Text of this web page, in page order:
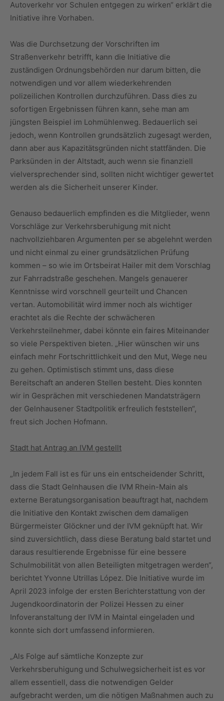
Autoverkehr vor Schulen entgegen zu wirken“ erklärt die
Initiative ihre Vorhaben.
Was die Durchsetzung der Vorschriften im
Straßenverkehr betrifft, kann die Initiative die
zuständigen Ordnungsbehörden nur darum bitten, die
notwendigen und vor allem wiederkehrenden
polizeilichen Kontrollen durchzuführen. Dass dies zu
sofortigen Ergebnissen führen kann, sehe man am
jüngsten Beispiel im Lohmühlenweg. Bedauerlich sei
jedoch, wenn Kontrollen grundsätzlich zugesagt werden,
dann aber aus Kapazitätsgründen nicht stattfänden. Die
Parksünden in der Altstadt, auch wenn sie finanziell
vielversprechender sind, sollten nicht wichtiger gewertet
werden als die Sicherheit unserer Kinder.
Genauso bedauerlich empfinden es die Mitglieder, wenn
Vorschläge zur Verkehrsberuhigung mit nicht
nachvollziehbaren Argumenten per se abgelehnt werden
und nicht einmal zu einer grundsätzlichen Prüfung
kommen – so wie im Ortsbeirat Hailer mit dem Vorschlag
zur Fahrradstraße geschehen. Mangels genauerer
Kenntnisse wird vorschnell geurteilt und Chancen
vertan. Automobilität wird immer noch als wichtiger
erachtet als die Rechte der schwächeren
Verkehrsteilnehmer, dabei könnte ein faires Miteinander
so viele Perspektiven bieten. „Hier wünschen wir uns
einfach mehr Fortschrittlichkeit und den Mut, Wege neu
zu gehen. Optimistisch stimmt uns, dass diese
Bereitschaft an anderen Stellen besteht. Dies konnten
wir in Gesprächen mit verschiedenen Mandatsträgern
der Gelnhausener Stadtpolitik erfreulich feststellen“,
freut sich Jochen Hofmann.
Stadt hat Antrag an IVM gestellt
„In jedem Fall ist es für uns ein entscheidender Schritt,
dass die Stadt Gelnhausen die IVM Rhein-Main als
externe Beratungsorganisation beauftragt hat, nachdem
die Initiative den Kontakt zwischen dem damaligen
Bürgermeister Glöckner und der IVM geknüpft hat. Wir
sind zuversichtlich, dass diese Beratung bald startet und
daraus resultierende Ergebnisse für eine bessere
Schulmobilität von allen Beteiligten mitgetragen werden“,
berichtet Yvonne Utrillas López. Die Initiative wurde im
April 2023 infolge der ersten Berichterstattung von der
Jugendkoordinatorin der Polizei Hessen zu einer
Infoveranstaltung der IVM in Maintal eingeladen und
konnte sich dort umfassend informieren.
„Als Folge auf sämtliche Konzepte zur
Verkehrsberuhigung und Schulwegsicherheit ist es vor
allem essentiell, dass die notwendigen Gelder
aufgebracht werden, um die nötigen Maßnahmen auch zu